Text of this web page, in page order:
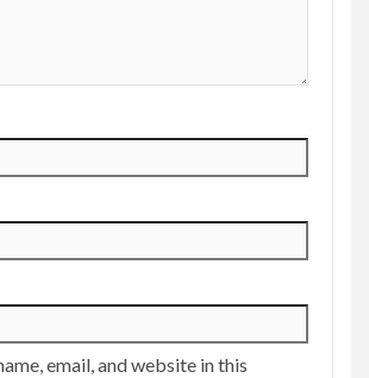
email, and website in this